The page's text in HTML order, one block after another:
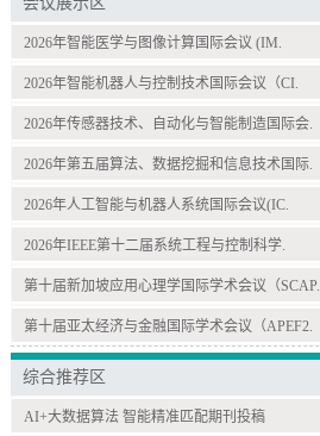
2026年智能医学与图像计算国际会议 (IM.
2026年智能机器人与控制技术国际会议（CI.
2026年传感器技术、自动化与智能制造国际会.
2026年第五届算法、数据挖掘和信息技术国际.
2026年人工智能与机器人系统国际会议(IC.
2026年IEEE第十二届系统工程与控制科学.
第十届新加坡应用心理学国际学术会议（SCAP.
第十届亚太经济与金融国际学术会议（APEF2.
综合推荐区
AI+大数据算法 智能精准匹配期刊投稿